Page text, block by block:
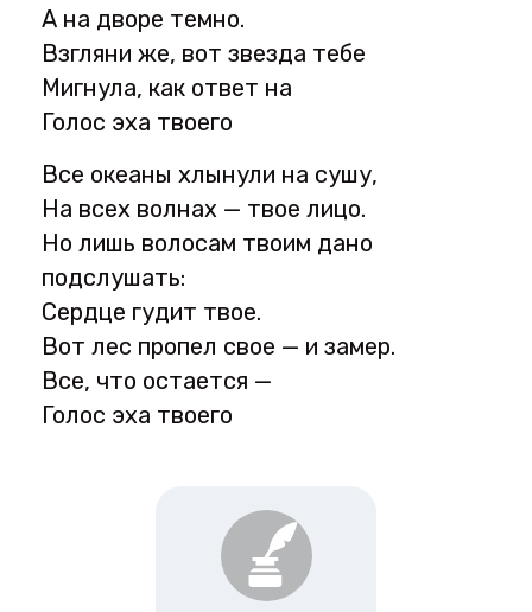
А на дворе темно.
Взгляни же, вот звезда тебе
Мигнула, как ответ на
Голос эха твоего
Все океаны хлынули на сушу,
На всех волнах — твое лицо.
Но лишь волосам твоим дано
подслушать:
Сердце гудит твое.
Вот лес пропел свое — и замер.
Все, что остается —
Голос эха твоего